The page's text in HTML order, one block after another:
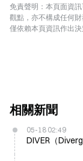
免責聲明：本頁面資
觀點，亦不構成任何
僅依賴本頁資訊作出
相關新聞
05-18 02:49
DIVER（